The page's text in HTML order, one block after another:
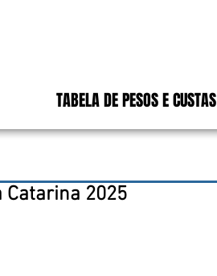
TABELA DE PESOS E CUSTAS
2025